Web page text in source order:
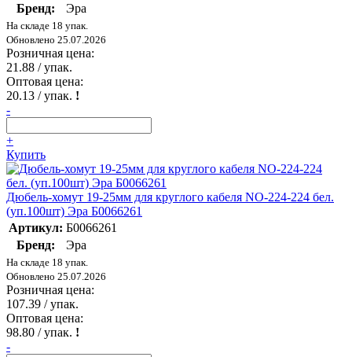
Бренд:
Эра
На складе 18 упак.
Обновлено 25.07.2026
Розничная цена:
21.88 / упак.
Оптовая цена:
20.13 / упак. !
-
+
Купить
Дюбель-хомут 19-25мм для круглого кабеля NO-224-224 бел.
(уп.100шт) Эра Б0066261
Артикул: Б0066261
Бренд:
Эра
На складе 18 упак.
Обновлено 25.07.2026
Розничная цена:
107.39 / упак.
Оптовая цена:
98.80 / упак. !
-